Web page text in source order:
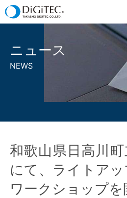
ニュース
NEWS
和歌山県日高川
にて、ライトアッ
ワークショップを